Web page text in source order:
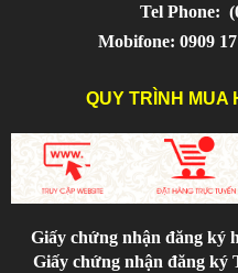
Tel Phone:
Mobifone: 0909
QUY TRÌNH MUA
Giấy chứng nhận đăng ký
Giấy chứng nhận đăng ký